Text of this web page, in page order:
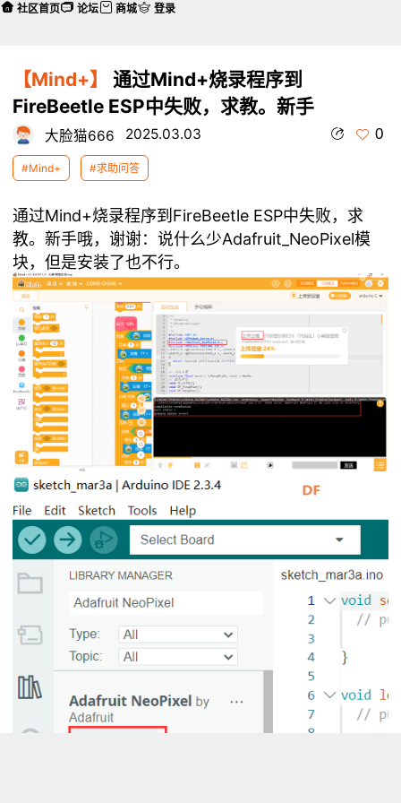
【Mind+】
通过Mind+烧录程序到‌
FireBeetle ESP中失败，求教。新手
大脸猫666 2025.03.03 0
#Mind+ #求助问答
通过Mind+烧录程序到‌FireBeetle ESP中失败，求
教。新手哦，谢谢：说什么少Adafruit_NeoPixel模
块，但是安装了也不行。
社区首页 论坛 商城 登录